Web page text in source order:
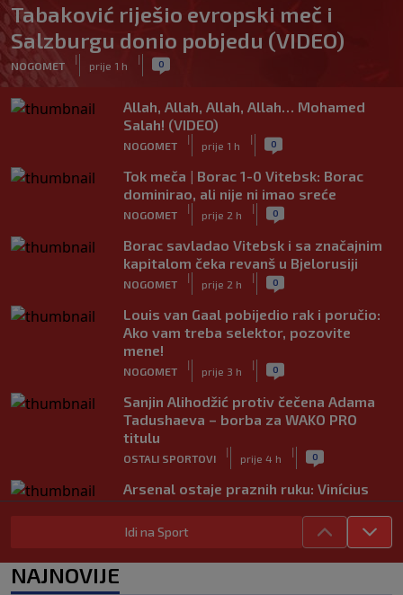
Tabaković riješio evropski meč i
Salzburgu donio pobjedu (VIDEO)
NOGOMET
|
prije 1 h
| 0
Allah, Allah, Allah, Allah… Mohamed
Salah! (VIDEO)
NOGOMET
|
prije 1 h
| 0
Tok meča | Borac 1-0 Vitebsk: Borac
dominirao, ali nije ni imao sreće
NOGOMET
|
prije 2 h
| 0
Borac savladao Vitebsk i sa značajnim
kapitalom čeka revanš u Bjelorusiji
NOGOMET
|
prije 2 h
| 0
Louis van Gaal pobijedio rak i poručio:
Ako vam treba selektor, pozovite
mene!
NOGOMET
|
prije 3 h
| 0
Sanjin Alihodžić protiv čečena Adama
Tadushaeva – borba za WAKO PRO
titulu
OSTALI SPORTOVI
|
prije 4 h
| 0
Arsenal ostaje praznih ruku: Vinícius
Júnior i Real Madrid postigli dogovor
NOGOMET
Idi na Sport
NAJNOVIJE